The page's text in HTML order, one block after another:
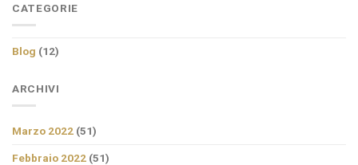
CATEGORIE
Blog (12)
ARCHIVI
Marzo 2022 (51)
Febbraio 2022 (51)